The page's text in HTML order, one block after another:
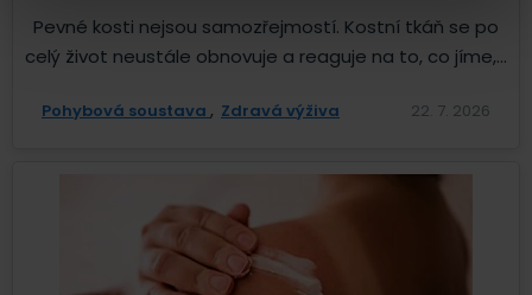
Pevné kosti nejsou samozřejmostí. Kostní tkáň se po
celý život neustále obnovuje a reaguje na to, co jíme,...
Pohybová soustava Zdravá výživa 22. 7. 2026